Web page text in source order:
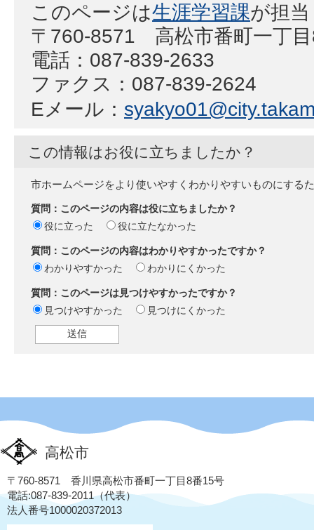
このページは生涯学習課が担
〒760-8571 高松市番町一丁
電話：087-839-2633
ファクス：087-839-2624
Eメール：
この情報はお役に立ちましたか？
市ホームページをより使いやすくわかりやすいものにする
質問：このページの内容は役に立ちましたか？
役に立った
役に立たなかった
質問：このページの内容はわかりやすかったですか？
わかりやすかった
わかりにくかった
質問：このページは見つけやすかったですか？
見つけやすかった
見つけにくかった
高松市
〒760-8571 香川県高松市番町一丁目8番15号
電話:087-839-2011（代表）
法人番号1000020372013